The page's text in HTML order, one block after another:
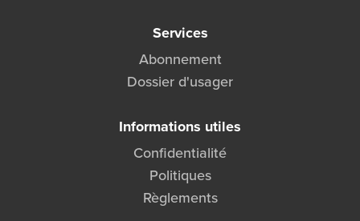
Services
Abonnement
Dossier d'usager
Informations utiles
Confidentialité
Politiques
Règlements